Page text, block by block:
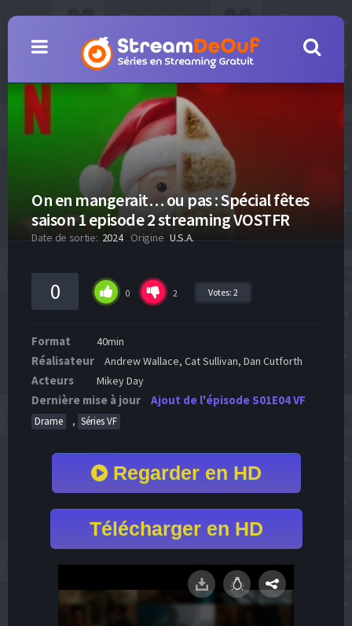
On en mangerait… ou pas : Spécial fêtes
saison 1 episode 2 streaming VOSTFR
Date de sortie: 2024 Origine U.S.A.
0 0 2 Votes: 2
Format 40min
Réalisateur Andrew Wallace, Cat Sullivan, Dan Cutforth
Acteurs Mikey Day
Dernière mise à jour Ajout de l'épisode S01E04 VF
Drame , Séries VF
Regarder en HD
Télécharger en HD